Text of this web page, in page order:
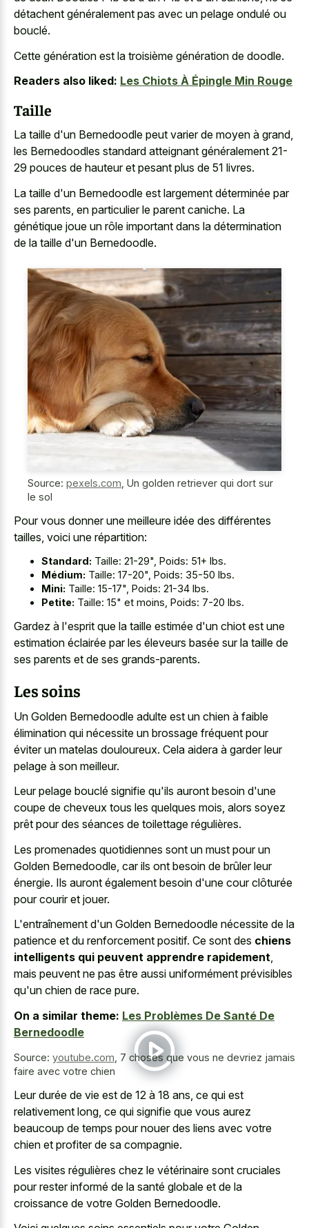
détachent généralement pas avec un pelage ondulé ou
bouclé.
Cette génération est la troisième génération de doodle.
Readers also liked: Les Chiots À Épingle Min Rouge
Taille
La taille d'un Bernedoodle peut varier de moyen à grand,
les Bernedoodles standard atteignant généralement 21-
29 pouces de hauteur et pesant plus de 51 livres.
La taille d'un Bernedoodle est largement déterminée par
ses parents, en particulier le parent caniche. La
génétique joue un rôle important dans la détermination
de la taille d'un Bernedoodle.
Source: pexels.com Un golden retriever qui dort sur
le sol
Pour vous donner une meilleure idée des différentes
tailles, voici une répartition:
Standard: Taille: 21-29", Poids: 51+ lbs.
Médium: Taille: 17-20", Poids: 35-50 lbs.
Mini: Taille: 15-17", Poids: 21-34 lbs.
Petite: Taille: 15" et moins, Poids: 7-20 lbs.
Gardez à l'esprit que la taille estimée d'un chiot est une
estimation éclairée par les éleveurs basée sur la taille de
ses parents et de ses grands-parents.
Les soins
Un Golden Bernedoodle adulte est un chien à faible
élimination qui nécessite un brossage fréquent pour
éviter un matelas douloureux. Cela aidera à garder leur
pelage à son meilleur.
Leur pelage bouclé signifie qu'ils auront besoin d'une
coupe de cheveux tous les quelques mois, alors soyez
prêt pour des séances de toilettage régulières.
Les promenades quotidiennes sont un must pour un
Golden Bernedoodle, car ils ont besoin de brûler leur
énergie. Ils auront également besoin d'une cour clôturée
pour courir et jouer.
L'entraînement d'un Golden Bernedoodle nécessite de la
patience et du renforcement positif. Ce sont des chiens
intelligents qui peuvent apprendre rapidement,
mais peuvent ne pas être aussi uniformément prévisibles
qu'un chien de race pure.
On a similar theme: Les Problèmes De Santé De
Bernedoodle
Source: youtube.com 7 choses que vous ne devriez jamais
faire avec votre chien
Leur durée de vie est de 12 à 18 ans, ce qui est
relativement long, ce qui signifie que vous aurez
beaucoup de temps pour nouer des liens avec votre
chien et profiter de sa compagnie.
Les visites régulières chez le vétérinaire sont cruciales
pour rester informé de la santé globale et de la
croissance de votre Golden Bernedoodle.